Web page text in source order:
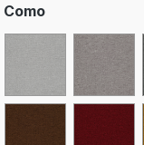
Como